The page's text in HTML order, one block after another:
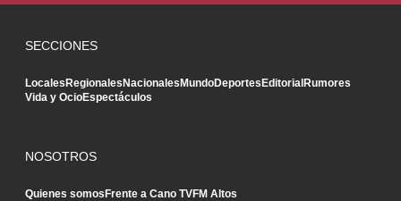
SECCIONES
LocalesRegionalesNacionalesMundoDeportesEditorialRumores
Vida y OcioEspectáculos
NOSOTROS
Quienes somosFrente a Cano TVFM Altos